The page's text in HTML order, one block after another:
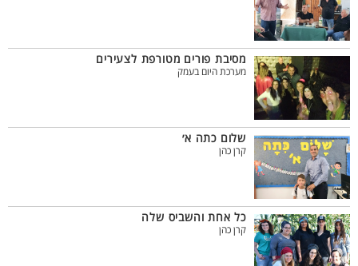
מסיבת פורים מטורפת לצעירים
מערכת היום בעמק
שלום כתה א׳
קרן כהן
כל אחת והשביס שלה
קרן כהן